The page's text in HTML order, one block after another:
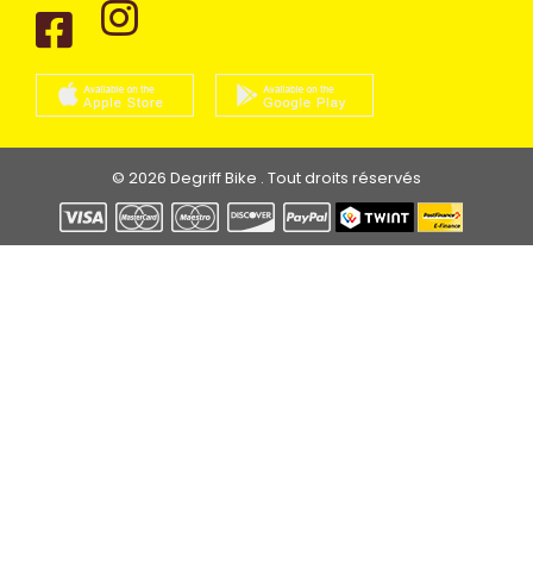
© 2026 Degriff Bike . Tout droits réservés